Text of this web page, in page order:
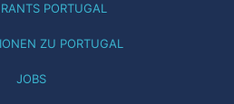
PORTUGAL
ZU PORTUGAL
JOBS